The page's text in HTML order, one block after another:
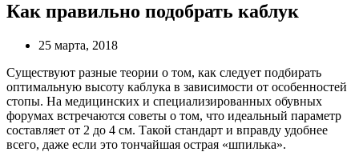
Как правильно подобрать каблук
25 марта, 2018
Существуют разные теории о том, как следует подбирать
оптимальную высоту каблука в зависимости от особенностей
стопы. На медицинских и специализированных обувных
форумах встречаются советы о том, что идеальный параметр
составляет от 2 до 4 см. Такой стандарт и вправду удобнее
всего, даже если это тончайшая острая «шпилька».